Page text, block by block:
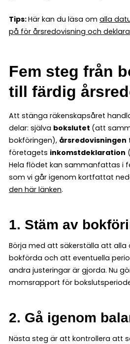
Tips:Här kan du läsa om alla
på för årsredovisning och
Fem steg från
till färdig
Att stänga räkenskapsåret
delar: själva bokslutet (att
bokföringen), årsredovisningen
företagets inkomstdeklaration
Hela flödet kan sammanfattas i
som vi går igenom kortfattat
den här länken.
1. Stäm av
Börja med att säkerställa att alla
bokförda och att eventuella
andra justeringar är gjorda. Nu
momsrapport för
2. Gå igenom
Nästa steg är att kontrollera att